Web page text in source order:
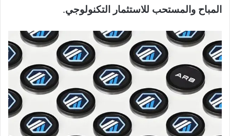
المباح والمستحب للاستثمار التكنولوجي.